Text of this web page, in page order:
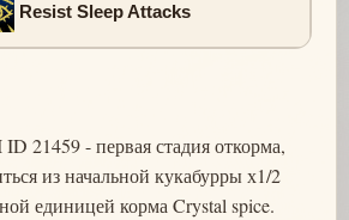
Resist Sleep Attacks
21459 - первая стадия откорма,
из начальной кукабурры х1/2
единицей корма Crystal spice.